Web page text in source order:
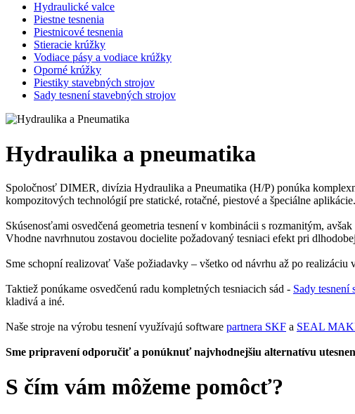
Hydraulické valce
Piestne tesnenia
Piestnicové tesnenia
Stieracie krúžky
Vodiace pásy a vodiace krúžky
Oporné krúžky
Piestiky stavebných strojov
Sady tesnení stavebných strojov
Hydraulika a pneumatika
Spoločnosť DIMER, divízia Hydraulika a Pneumatika (H/P) ponúka
kompozitových technológií pre statické, rotačné, piestové a špeciálne aplikácie.
Skúsenosťami osvedčená geometria tesnení v kombinácii s rozmanitým,
Vhodne navrhnutou zostavou docielite požadovaný tesniaci efekt pri
Sme schopní realizovať Vaše požiadavky – všetko od návrhu až po realizáciu
Taktiež ponúkame osvedčenú radu kompletných tesniacich sád - Sady tesnení
kladivá a iné.
Naše stroje na výrobu tesnení využívajú software partnera SKF a SEAL
Sme pripravení odporučiť a ponúknuť najvhodnejšiu alternatívu
S čím vám môžeme pomôcť?